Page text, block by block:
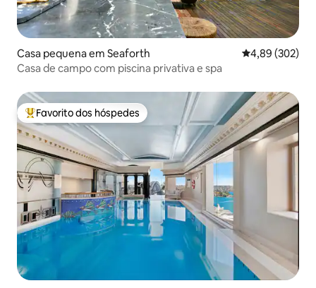
Casa pequena em Seaforth Classificação
4,89 (302)
Casa de campo com piscina privativa e spa
Favoritos dos hóspedes mais apreciados
Favorito dos hóspedes